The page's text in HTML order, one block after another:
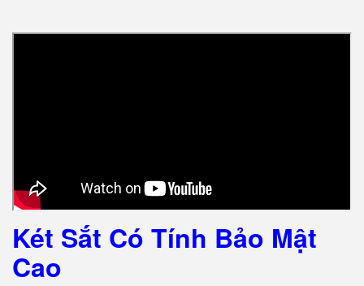
Két Sắt Có Tính Bảo Mật
Cao